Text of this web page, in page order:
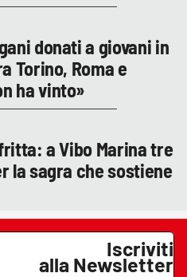
donati a giovani in
Torino, Roma e
ha vinto»
a Vibo Marina tre
la sagra che sostiene
Iscriviti
alla Newsletter